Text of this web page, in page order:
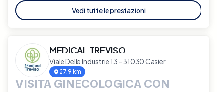
Vedi tutte le prestazioni
MEDICAL TREVISO
Viale Delle Industrie 13 - 31030 Casier
27.9 km
VISITA GINECOLOGICA CON